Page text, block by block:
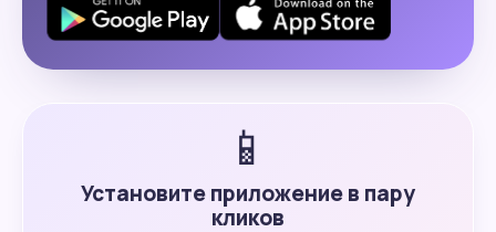
📱
Установите приложение в пару
кликов